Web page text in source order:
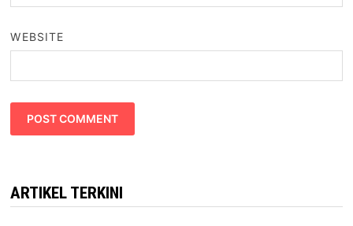
WEBSITE
ARTIKEL TERKINI